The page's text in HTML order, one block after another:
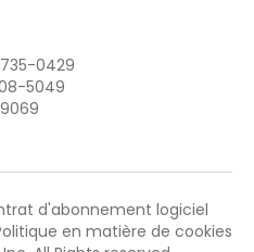
0429
5049
d'abonnement logiciel
en matière de cookies